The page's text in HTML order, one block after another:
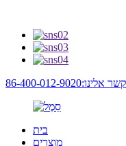
400-012-9020
בית
מוצרים